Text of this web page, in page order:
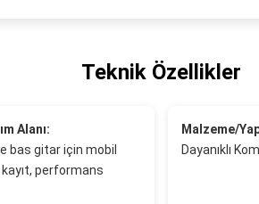
Teknik Özellikler
Alanı:
bas gitar için mobil
performans
Malzeme/
Dayanıklı